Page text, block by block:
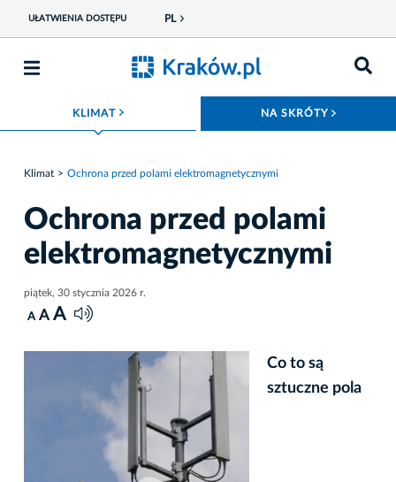
UŁATWIENIA DOSTĘPU PL
KLIMAT ROZWIŃ MENU NA SKRÓTY
Klimat Ochrona przed polami elektromagnetycznymi
Ochrona przed polami
elektromagnetycznymi
piątek, 30 stycznia 2026 r.
A A A
Co to są
sztuczne pola